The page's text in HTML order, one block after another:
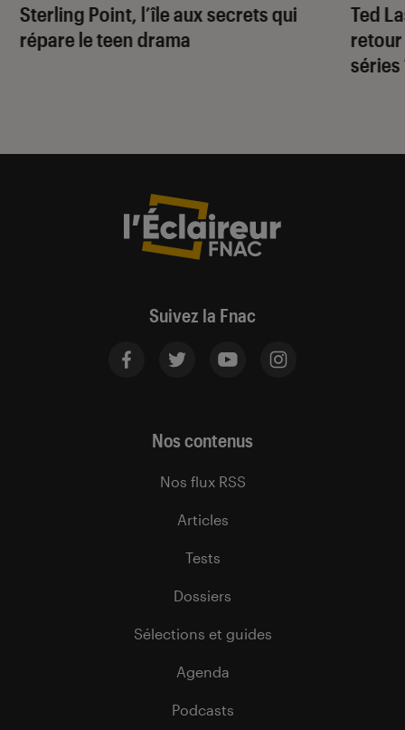
Sterling Point, l’île aux secrets qui
répare le teen drama
Ted
retour
séries
Suivez la Fnac
Nos contenus
Nos flux RSS
Articles
Tests
Dossiers
Sélections et guides
Agenda
Podcasts